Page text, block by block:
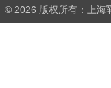
© 2026 版权所有：上